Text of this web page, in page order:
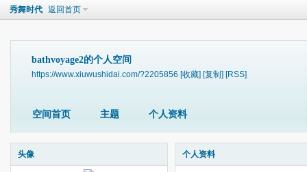
秀舞时代 返回首页
bathvoyage2的个人空间
https://www.xiuwushidai.com/?2205856 [收藏] [复制] [RSS]
空间首页 主题 个人资料
头像 个人资料